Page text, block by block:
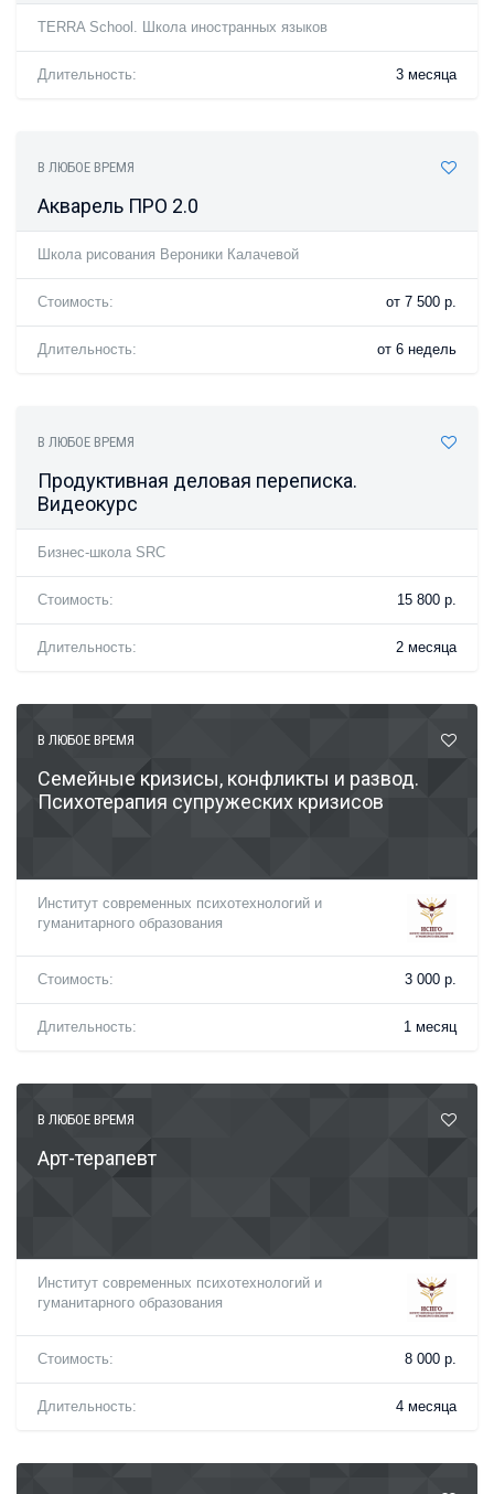
TERRA School. Школа иностранных языков
Длительность: 3 месяца
В ЛЮБОЕ ВРЕМЯ
Акварель ПРО 2.0
Школа рисования Вероники Калачевой
Стоимость: от 7 500 р.
Длительность: от 6 недель
В ЛЮБОЕ ВРЕМЯ
Продуктивная деловая переписка.
Видеокурс
Бизнес-школа SRC
Стоимость: 15 800 р.
Длительность: 2 месяца
В ЛЮБОЕ ВРЕМЯ
Семейные кризисы, конфликты и развод.
Психотерапия супружеских кризисов
Институт современных психотехнологий и
гуманитарного образования
Стоимость: 3 000 р.
Длительность: 1 месяц
В ЛЮБОЕ ВРЕМЯ
Арт-терапевт
Институт современных психотехнологий и
гуманитарного образования
Стоимость: 8 000 р.
Длительность: 4 месяца